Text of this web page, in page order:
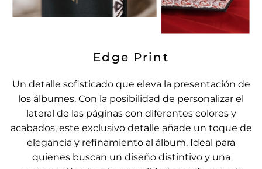
Edge Print
Un detalle sofisticado que eleva la presentación de
los álbumes. Con la posibilidad de personalizar el
lateral de las páginas con diferentes colores y
acabados, este exclusivo detalle añade un toque de
elegancia y refinamiento al álbum. Ideal para
quienes buscan un diseño distintivo y una